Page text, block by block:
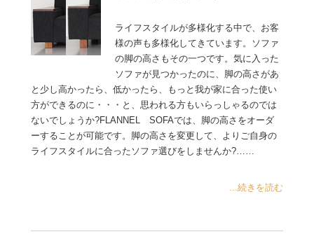
ライフスタイルが多様化する中で、お客
様の声も多様化してきています。ソファ
の脚の高さもその一つです。気に入った
ソファが見つかったのに、脚の高さがあ
と少し高かったら、低かったら、もっと我が家に合った使い
方ができるのに・・・と、思われる方もいらっしゃるのでは
ないでしょうか?FLANNEL SOFAでは、脚の高さをオーダ
ーすることが可能です。脚の高さを変更して、よりご自身の
ライフスタイルに合ったソファ選びをしませんか?……
...続きを読む